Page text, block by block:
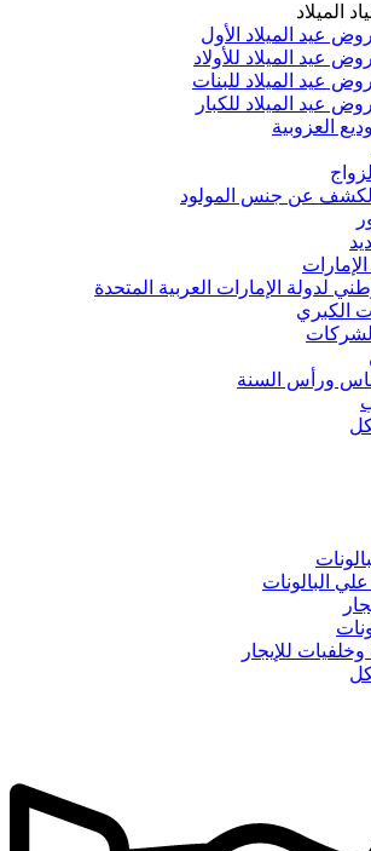
الميلاد
عيد الميلاد الأول
عيد الميلاد للأولاد
عيد الميلاد للبنات
عيد الميلاد للكبار
العزوبية
عن جنس المولود
لدولة الإمارات العربية المتحدة
الكبري
ورأس السنة
البالونات
للإيجار